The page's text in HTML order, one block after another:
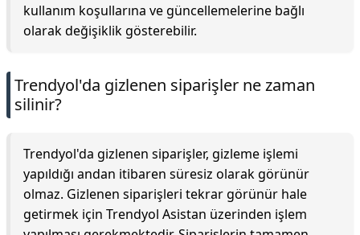
kullanım koşullarına ve güncellemelerine bağlı
olarak değişiklik gösterebilir.
Trendyol'da gizlenen siparişler ne zaman
silinir?
Trendyol'da gizlenen siparişler, gizleme işlemi
yapıldığı andan itibaren süresiz olarak görünür
olmaz. Gizlenen siparişleri tekrar görünür hale
getirmek için Trendyol Asistan üzerinden işlem